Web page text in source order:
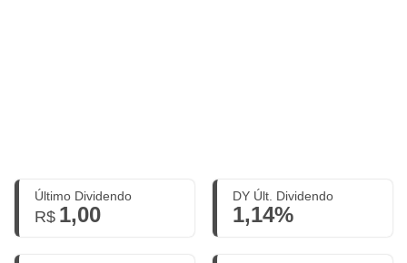
Último Dividendo
R$ 1,00
DY Últ. Dividendo
1,14%